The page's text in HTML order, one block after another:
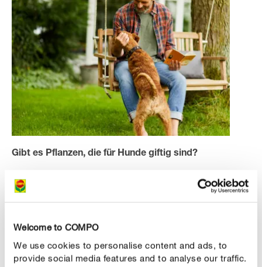
Welcome to COMPO
We use cookies to personalise content and ads, to
provide social media features and to analyse our traffic.
Gibt es Pflanzen, die für Hunde giftig sind?
Leider gibt es auch Pflanzen, die für Hunde
unbekömmlich oder gar tödlich sind. Diese sollten Sie in
entfernen.
Unreife Tomaten sind für Hunde beispielsweise
unverträglich. Statt die Tomatenpflanzen also gut